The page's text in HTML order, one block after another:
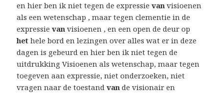
en hier ben ik niet tegen de expressievan visioenen
als een wetenschap , maar tegen clementie in de
expressievan visioenen , en een open de deur op
het hele bord en lezingen over alles wat er in deze
dagen is gebeurd en hier ben ik niet tegen de
uitdrukking Visioenen als wetenschap, maar tegen
toegeven aan expressie, niet onderzoeken, niet
vragen naar de toestandvan de visionair en